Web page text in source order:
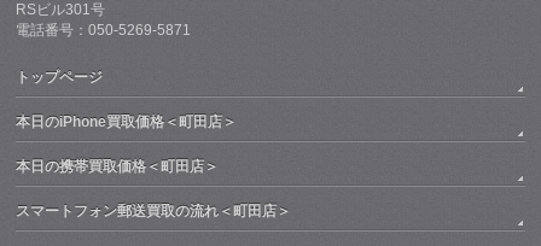
RSビル301号
電話番号：050-5269-5871
トップページ
本日のiPhone買取価格＜町田店＞
本日の携帯買取価格＜町田店＞
スマートフォン郵送買取の流れ＜町田店＞